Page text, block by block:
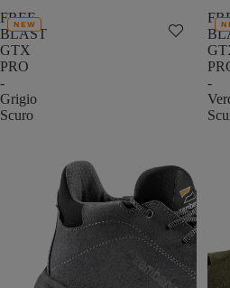
FREE
BLAST
GTX
PRO
-
Grigio
Scuro
NEW
-